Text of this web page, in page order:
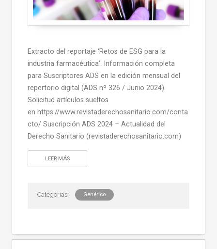
Extracto del reportaje ‘Retos de ESG para la
industria farmacéutica’. Información completa
para Suscriptores ADS en la edición mensual del
repertorio digital (ADS nº 326 / Junio 2024).
Solicitud artículos sueltos
en https://www.revistaderechosanitario.com/conta
cto/ Suscripción ADS 2024 – Actualidad del
Derecho Sanitario (revistaderechosanitario.com)
LEER MÁS
Genérico